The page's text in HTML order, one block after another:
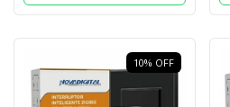
10% OFF